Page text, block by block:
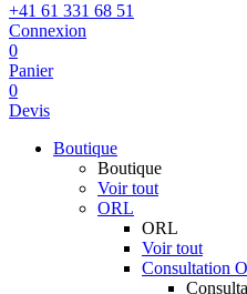
+41 61 331 68 51
Connexion
0
Panier
0
Devis
Boutique
Boutique
Voir tout
ORL
ORL
Voir tout
Consultation